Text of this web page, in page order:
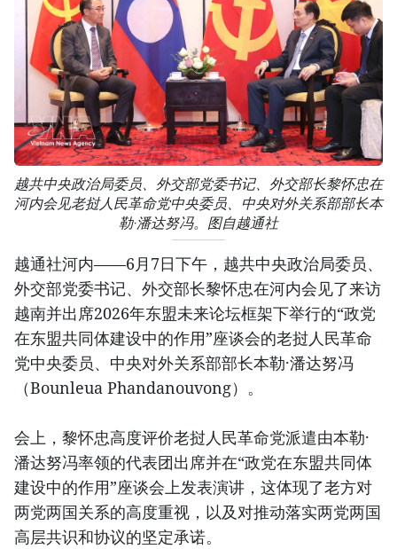
越共中央政治局委员、外交部党委书记、外交部长黎怀忠在
河内会见老挝人民革命党中央委员、中央对外关系部部长本
勒·潘达努冯。图自越通社
越通社河内——6月7日下午，越共中央政治局委员、
外交部党委书记、外交部长黎怀忠在河内会见了来访
越南并出席2026年东盟未来论坛框架下举行的“政党
在东盟共同体建设中的作用”座谈会的老挝人民革命
党中央委员、中央对外关系部部长本勒·潘达努冯
（Bounleua Phandanouvong）。
会上，黎怀忠高度评价老挝人民革命党派遣由本勒·
潘达努冯率领的代表团出席并在“政党在东盟共同体
建设中的作用”座谈会上发表演讲，这体现了老方对
两党两国关系的高度重视，以及对推动落实两党两国
高层共识和协议的坚定承诺。